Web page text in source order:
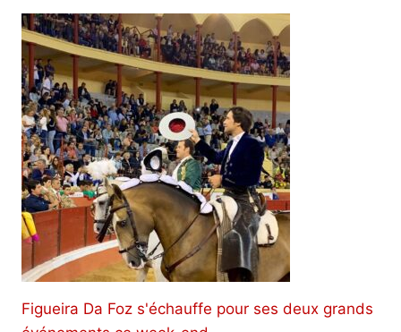
Figueira Da Foz s'échauffe pour ses deux grands